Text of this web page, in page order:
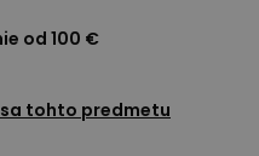
od 100 €
tohto predmetu